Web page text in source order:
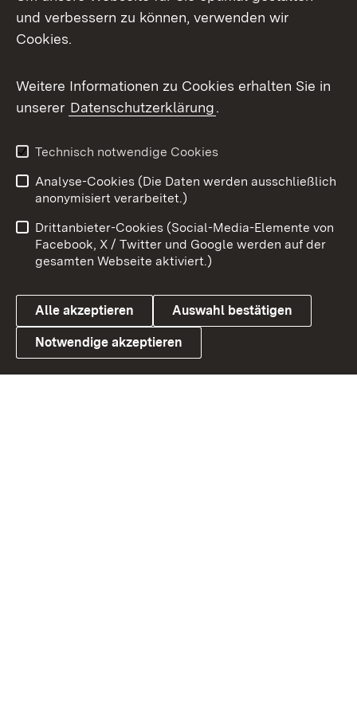
Facebook
X / Twitter
Youtube
Link zum Landesportal
Impressum
Kontakt
Barrierefreiheit
Datenschutz
Cookies
und verbessern zu können, verwenden wir
Cookies.
Weitere Informationen zu Cookies erhalten Sie in
unserer Datenschutzerklärung.
Technisch notwendige Cookies
Analyse-Cookies (Die Daten werden ausschließlich
anonymisiert verarbeitet.)
Drittanbieter-Cookies (Social-Media-Elemente von
Facebook, X / Twitter und Google werden auf der
gesamten Webseite aktiviert.)
Alle akzeptieren Auswahl bestätigen
Notwendige akzeptieren